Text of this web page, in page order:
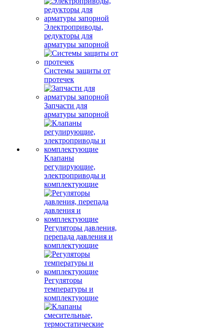
Электроприводы,
редукторы для
арматуры запорной
Системы защиты от
протечек
Запчасти для
арматуры запорной
Клапаны
регулирующие,
электроприводы и
комплектующие
Регуляторы давления,
перепада давления и
комплектующие
Регуляторы
температуры и
комплектующие